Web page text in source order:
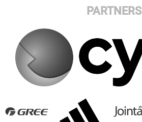
PARTNERS